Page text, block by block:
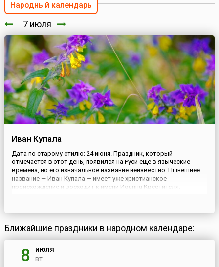
Народный календарь
7 июля
Иван Купала
Дата по старому стилю: 24 июня. Праздник, который
отмечается в этот день, появился на Руси еще в языческие
времена, но его изначальное название неизвестно. Нынешнее
название — Иван Купала — имеет уже христианское
происхождение и восходит к имени Иоанна Крестителя,
пришествие Спасителя, а позж...
Ближайшие праздники в народном календаре:
8 июля
вт